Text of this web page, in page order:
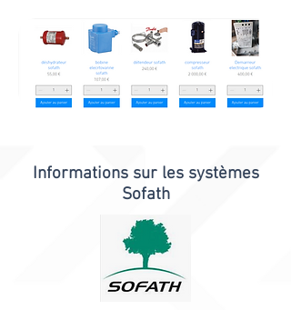
Informations sur les systèmes
Sofath